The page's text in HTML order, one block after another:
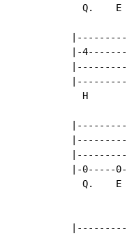
Q.    E
|-
H
|-0-----
Q.    E